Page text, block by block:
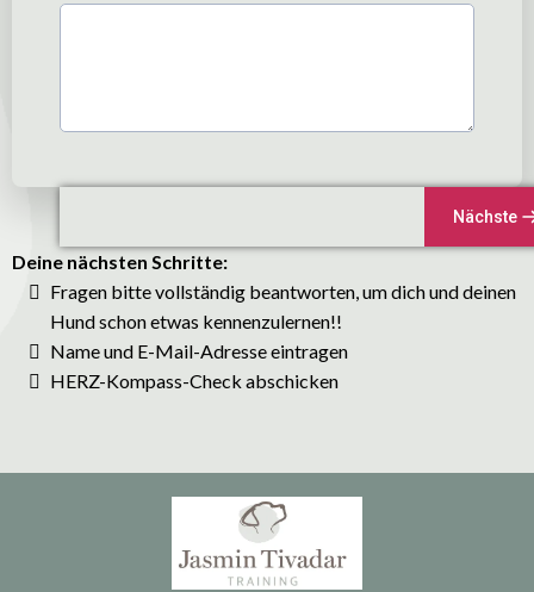
Nächste
Deine nächsten Schritte:
Fragen bitte vollständig beantworten, um dich und deinen
Hund schon etwas kennenzulernen!!
Name und E-Mail-Adresse eintragen
HERZ-Kompass-Check abschicken